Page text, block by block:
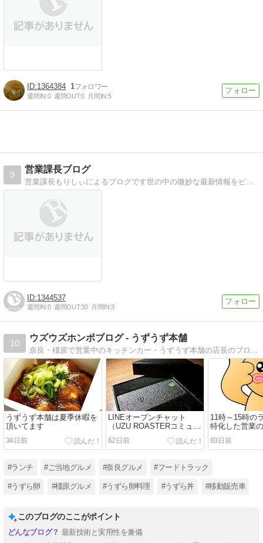
1364384 1
週間IN:0 週間OUT:0 月間IN:5
9
営業課長ブログ
営業課長もりしぃによるブログです世の中の微妙な最新情報をピックアップ
1344537
週間IN:0 週間OUT:30 月間IN:3
10
ウズウズホンポブログ - うずうず本舗
奈良・橿原で営業中のキッチンカー・うずうず本舗の店長のブログです。世界初のうずら卵だけの中華丼やうずらフライ丼などうずら卵好きには避けては通れないお店です。
うずうず本舗は夏季休暇を
頂いてます
34日前
LINEオープンチャット
（UZU ROASTERコミュニ
ティ）作りました！
62日前
11時～15時の
特化した営業
つけたかもし
83日前
#ランチ #ご当地グルメ #奈良グルメ #フードトラック
#うずら卵 #橿原グルメ #うずら卵料理 #うずら丼 #移動販売車
このブログのここがポイント
最新技術と実用性を兼備